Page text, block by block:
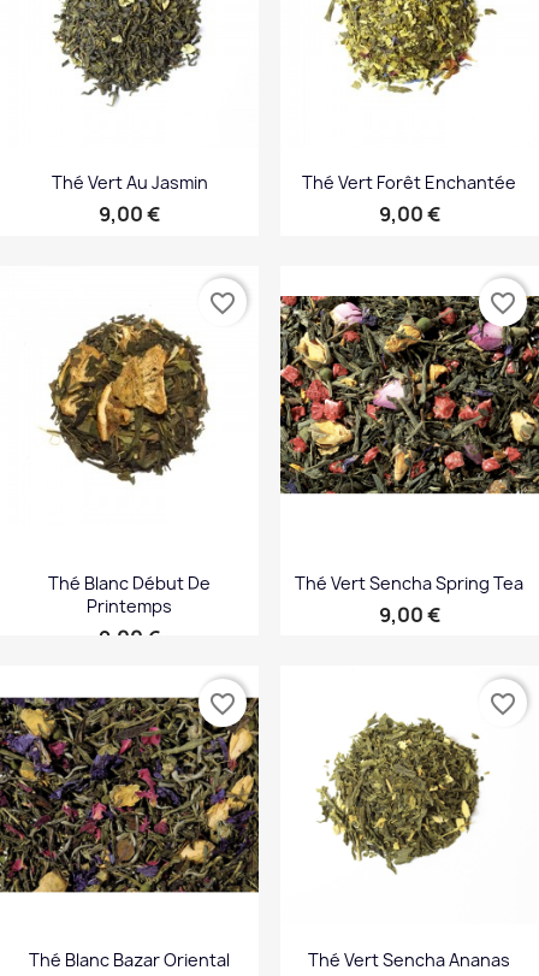
Thé Vert Au Jasmin
Prix
9,00 €
Thé Vert Forêt Enchantée
Prix
9,00 €
Thé Blanc Début De
Printemps
Prix
9,00 €
favorite_border
Thé Vert Sencha Spring Tea
Prix
9,00 €
favorite_border
Thé Blanc Bazar Oriental
favorite_border
Thé Vert Sencha Ananas
favorite_border